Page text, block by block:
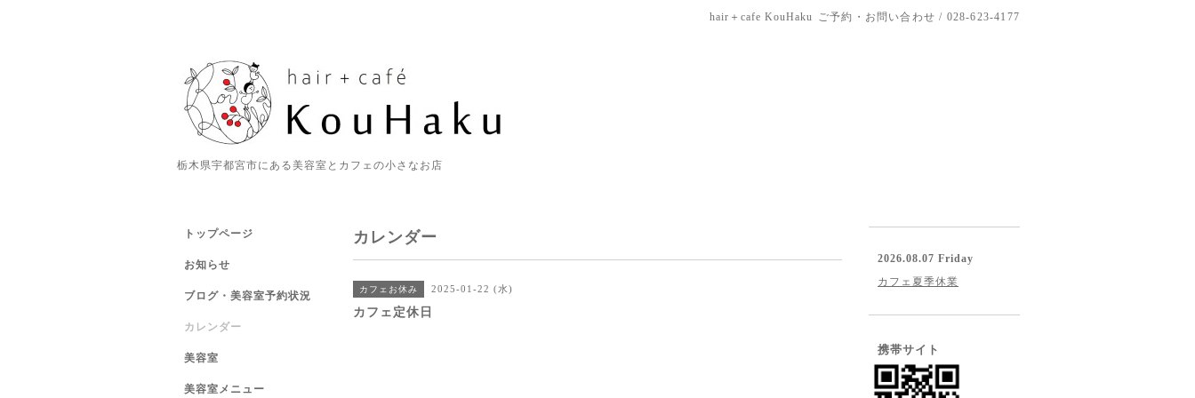
hair＋cafe KouHaku ご予約・お問い合わせ / 028-623-4177
栃木県宇都宮市にある美容室とカフェの小さなお店
カレンダー
カフェお休み 2025-01-22 (水)
カフェ定休日
トップページ
お知らせ
ブログ・美容室予約状況
カレンダー
美容室
美容室メニュー
2026.08.07 Friday
カフェ夏季休業
携帯サイト